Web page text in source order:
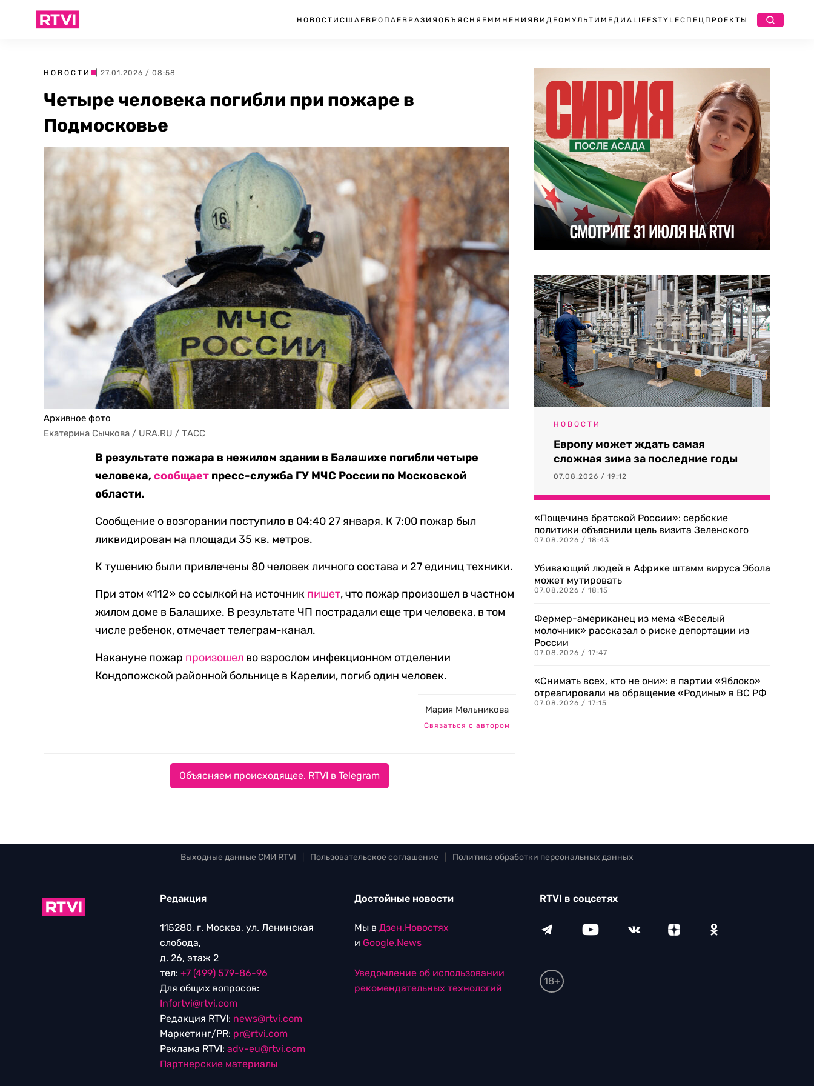
НОВОСТИ США ЕВРОПА ЕВРАЗИЯ ОБЪЯСНЯЕМ МНЕНИЯ ВИДЕО МУЛЬТИМЕДИА LIFESTYLEСПЕЦПРОЕКТЫ
НОВОСТИ | 27.01.2026 / 08:58
Четыре человека погибли при пожаре в
Подмосковье
Архивное фото
Екатерина Сычкова / URA.RU / ТАСС
В результате пожара в нежилом здании в Балашихе погибли четыре
человека,сообщает пресс-служба ГУ МЧС России по Московской
области.
Сообщение о возгорании поступило в 04:40 27 января. К 7:00 пожар был
ликвидирован на площади 35 кв. метров.
К тушению были привлечены 80 человек личного состава и 27 единиц техники.
При этом «112» со ссылкой на источник пишет, что пожар произошел в частном
жилом доме в Балашихе. В результате ЧП пострадали еще три человека, в том
числе ребенок, отмечает телеграм-канал.
Накануне пожар произошел во взрослом инфекционном отделении
Кондопожской районной больнице в Карелии, погиб один человек.
Мария Мельникова
Связаться с автором
Объясняем происходящее. RTVI в Telegram
НОВОСТИ
Европу может ждать самая
сложная зима за последние годы
07.08.2026 / 19:12
«Пощечина братской России»: сербские
политики объяснили цель визита Зеленского
07.08.2026 / 18:43
Убивающий людей в Африке штамм вируса Эбола
может мутировать
07.08.2026 / 18:15
Фермер-американец из мема «Веселый
молочник» рассказал о риске депортации из
России
07.08.2026 / 17:47
«Снимать всех, кто не они»: в партии «Яблоко»
отреагировали на обращение «Родины» в ВС РФ
07.08.2026 / 17:15
Выходные данные СМИ RTVI Пользовательское соглашение Политика обработки персональных данных
Редакция
115280, г. Москва, ул. Ленинская
слобода,
д. 26, этаж 2
тел: +7 (499) 579-86-96
Для общих вопросов:
Infortvi@rtvi.com
Редакция RTVI: news@rtvi.com
Маркетинг/PR: pr@rtvi.com
Реклама RTVI: adv-eu@rtvi.com
Партнерские материалы
Достойные новости
Мы в Дзен.Новостях
и Google.News
Уведомление об использовании
рекомендательных технологий
RTVI в соцсетях
18+